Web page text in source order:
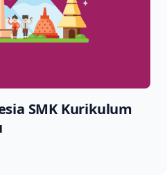
SMK Kurikulum